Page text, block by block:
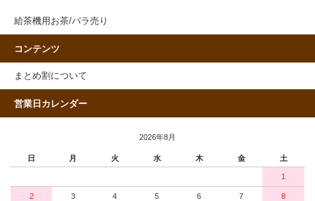
給茶機用お茶/バラ売り
コンテンツ
まとめ割について
営業日カレンダー
2026年8月
日 月 火 水 木 金 土
1
2 3 4 5 6 7 8